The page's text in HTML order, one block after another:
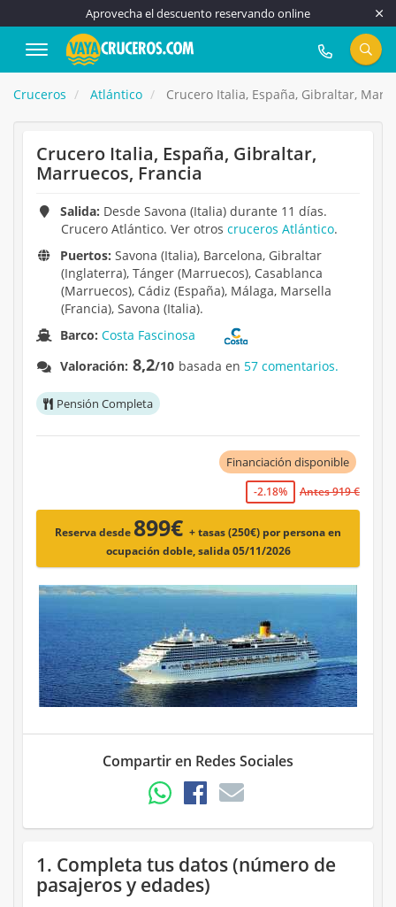
Aprovecha el descuento reservando online
917 815 555
Cruceros Atlántico Crucero Italia, España, Gibraltar,
Crucero Italia, España, Gibraltar,
Marruecos, Francia
Salida: Desde Savona (Italia) durante 11 días.
Crucero Atlántico. Ver otros cruceros Atlántico.
Puertos: Savona (Italia), Barcelona, Gibraltar
(Inglaterra), Tánger (Marruecos), Casablanca
(Marruecos), Cádiz (España), Málaga, Marsella
(Francia), Savona (Italia).
Barco:Costa Fascinosa
Valoración: 8,2/10 basada en 57 comentarios.
Pensión Completa
Financiación disponible
-2.18% Antes 919 €
Reserva desde 899€ + tasas (250€) por persona en
ocupación doble, salida 05/11/2026
Compartir en Redes Sociales
1. Completa tus datos (número de
pasajeros y edades)